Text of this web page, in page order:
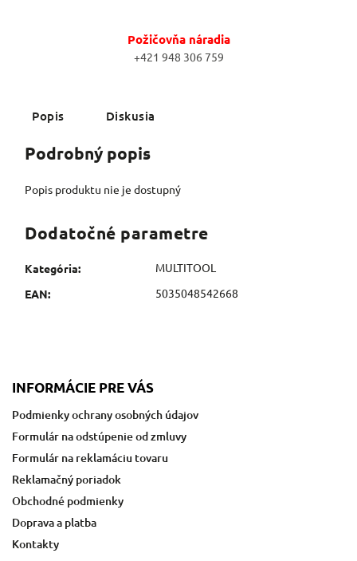
Požičovňa náradia
+421 948 306 759
Popis Diskusia
Podrobný popis
Popis produktu nie je dostupný
Dodatočné parametre
Kategória:
MULTITOOL
EAN: 5035048542668
INFORMÁCIE PRE VÁS
Podmienky ochrany osobných údajov
Formulár na odstúpenie od zmluvy
Formulár na reklamáciu tovaru
Reklamačný poriadok
Obchodné podmienky
Doprava a platba
Kontakty